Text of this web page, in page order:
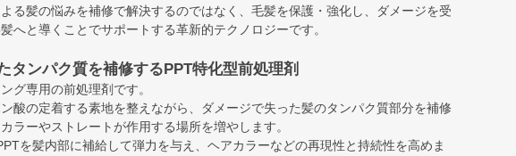
よる髪の悩みを補修で解決するのではなく、毛髪を保護・強化し、ダメージを受
へと導くことでサポートする革新的テクノロジーです。
タンパク質を補修するPPT特化型前処理剤
グ専用の前処理剤です。
酸の定着する素地を整えながら、ダメージで失った髪のタンパク質部分を補修
ラーやストレートが作用する場所を増やします。
を髪内部に補給して弾力を与え、ヘアカラーなどの再現性と持続性を高めま